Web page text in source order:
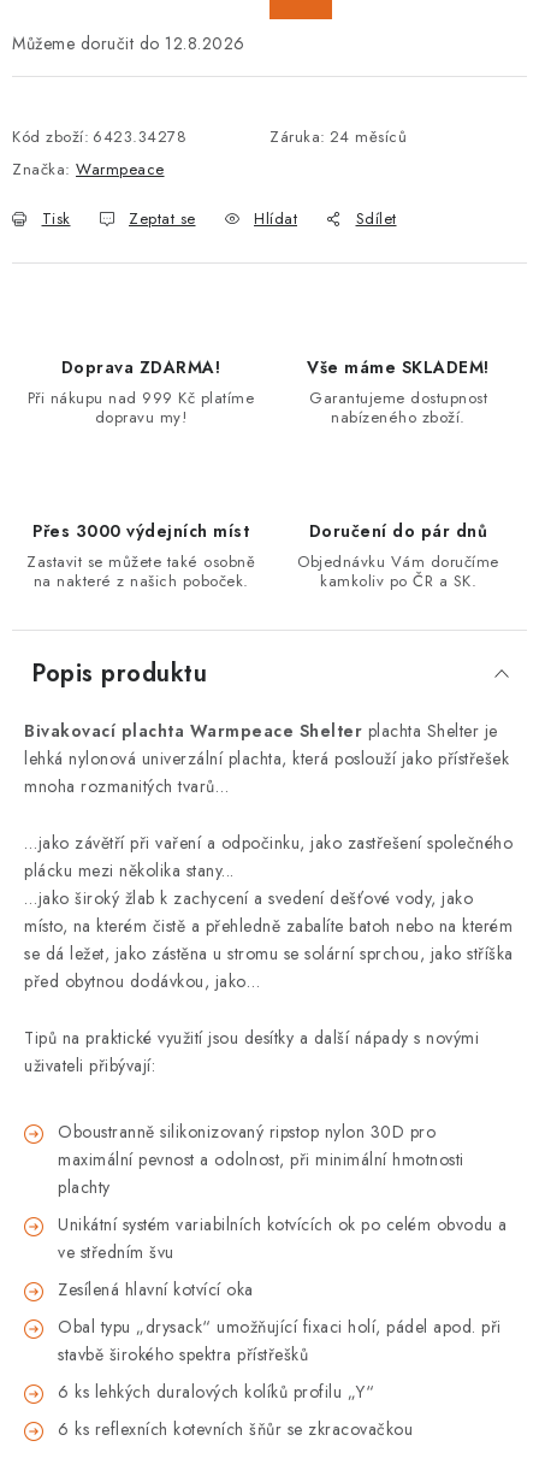
12.8.2026
Kód zboží: 6423.34278 Záruka: 24 měsíců
Značka: Warmpeace
Tisk Zeptat se Hlídat Sdílet
Doprava ZDARMA!
Při nákupu nad 999 Kč platíme
dopravu my!
Vše máme SKLADEM!
Garantujeme dostupnost
nabízeného zboží.
Přes 3000 výdejních míst
Zastavit se můžete také osobně
na nakteré z našich poboček.
Doručení do pár dnů
Objednávku Vám doručíme
kamkoliv po ČR a SK.
Popis produktu
Bivakovací plachta Warmpeace Shelter plachta Shelter je
lehká nylonová univerzální plachta, která poslouží jako přístřešek
mnoha rozmanitých tvarů…
…jako závětří při vaření a odpočinku, jako zastřešení společného
plácku mezi několika stany...
…jako široký žlab k zachycení a svedení dešťové vody, jako
místo, na kterém čistě a přehledně zabalíte batoh nebo na kterém
se dá ležet, jako zástěna u stromu se solární sprchou, jako stříška
před obytnou dodávkou, jako…
Tipů na praktické využití jsou desítky a další nápady s novými
uživateli přibývají:
Oboustranně silikonizovaný ripstop nylon 30D pro
maximální pevnost a odolnost, při minimální hmotnosti
plachty
Unikátní systém variabilních kotvících ok po celém obvodu a
ve středním švu
Zesílená hlavní kotvící oka
Obal typu „drysack“ umožňující fixaci holí, pádel apod. při
stavbě širokého spektra přístřešků
6 ks lehkých duralových kolíků profilu „Y“
6 ks reflexních kotevních šňůr se zkracovačkou